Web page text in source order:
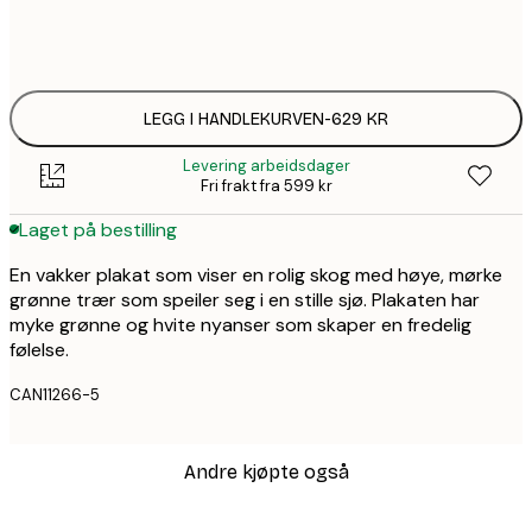
LEGG I HANDLEKURVEN-629 KR
Levering arbeidsdager
Fri frakt fra 599 kr
Laget på bestilling
En vakker plakat som viser en rolig skog med høye, mørke
grønne trær som speiler seg i en stille sjø. Plakaten har
myke grønne og hvite nyanser som skaper en fredelig
følelse.
CAN11266-5
Andre kjøpte også